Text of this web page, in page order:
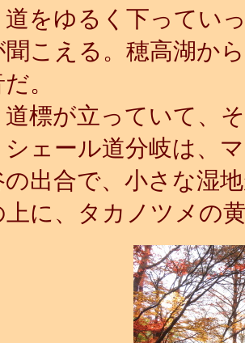
をゆるく下ってい
聞こえる。穂高湖か
。
標が立っていて、
ェール道分岐は、
の出合で、小さな湿
上に、タカノツメの